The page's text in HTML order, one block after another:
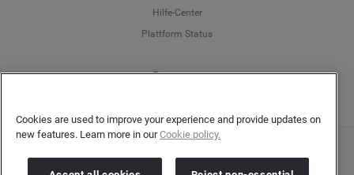
Hilfe-Center
Plattform Status
Deutsch
Copyright © 2026 Brandwatch. Alle Rechte vorbehalten. De-Saint-Exupéry-Straße 10,
60549 Frankfurt/Main
Cookies are used to improve your experience and provide updates on
new features. Learn more in ourCookie policy.